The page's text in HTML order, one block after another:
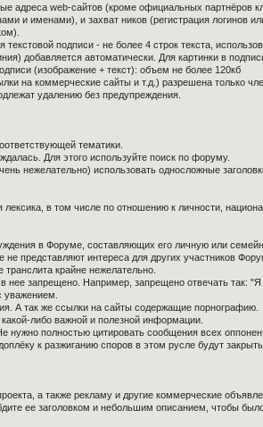
адреса web-сайтов (кроме официальных партнёров
и именами), и захват ников (регистрация
подписи - не более 4 строк текста,
добавляется автоматически. Для картинки в
(изображение + текст): объем не более 120кб
на коммерческие сайты и т.д.) разрешена только
удалению без предупреждения.
тематики.
Для этого используйте поиск по форуму.
нежелательно) использовать односложные
в том числе по отношению к личности,
в Форуме, составляющих его личную или
представляют интереса для других участников
крайне нежелательно.
нее запрещено. Например, запрещено отвечать так:
уважением.
А так же ссылки на сайты содержащие порнографию.
либо важной и полезной информации.
нужно полностью цитировать сообщения всех
к разжиганию споров в этом русле будут
а также рекламу и другие коммерческие
ее заголовком и небольшим описанием, чтобы